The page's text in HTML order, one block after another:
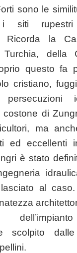
sono le
siti rupestri
Ricorda la
della
questo fa
cristiano,
di
ma
ed eccellenti
è stato
al caso.
scolpito